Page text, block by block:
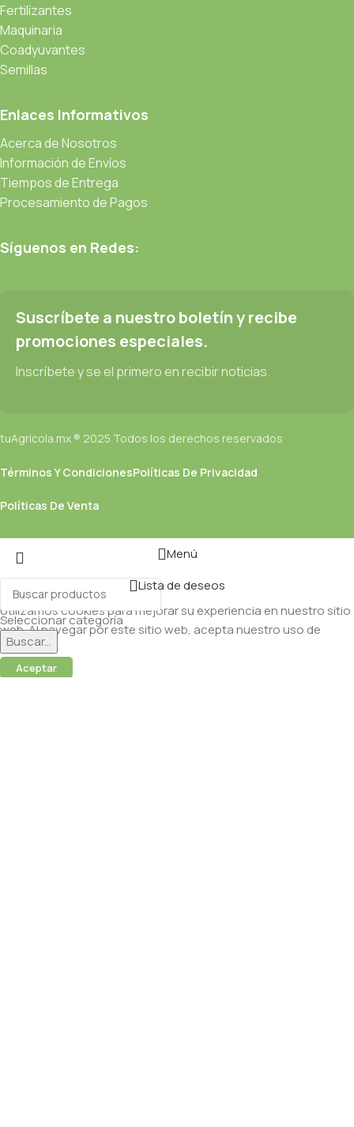
Fertilizantes
Maquinaria
Coadyuvantes
Semillas
Enlaces Informativos
Acerca de Nosotros
Información de Envíos
Tiempos de Entrega
Procesamiento de Pagos
Síguenos en Redes:
Suscríbete a nuestro boletín y recibe
promociones especiales.
Inscríbete y se el primero en recibir noticias.
tuAgricola.mx ® 2025 Todos los derechos reservados
Términos Y CondicionesPolíticas De Privacidad
Políticas De Venta
Seleccionar categoría
Buscar...
Menú
Lista de deseos
Utilizamos cookies para mejorar su experiencia en nuestro sitio
web. Al navegar por este sitio web, acepta nuestro uso de
cookies.
Aceptar